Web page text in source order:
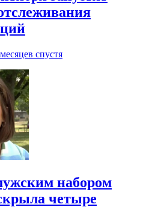
спустя
набором
четыре